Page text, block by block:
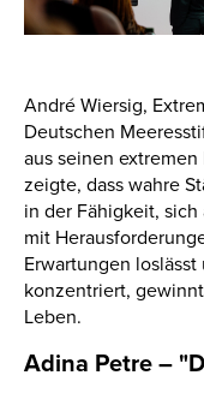
André Wiersig,
Deutschen
aus seinen
zeigte, dass wahre
in der Fähigkeit, sich
mit
Erwartungen
konzentriert,
Leben.
Adina Petre –